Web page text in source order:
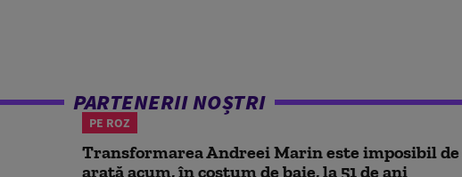
PARTENERII NOȘTRI
PE ROZ
Transformarea Andreei Marin este imposibil
arată acum, în costum de baie, la 51 de ani